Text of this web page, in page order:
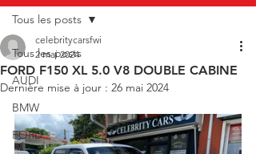
Tous les posts
AUDI
BMW
FORD
Tous les posts
FORD F150 XL 5.0 V8 DOUBLE CABINE
celebritycarsfwi
2 mai 2024
Dernière mise à jour : 26 mai 2024